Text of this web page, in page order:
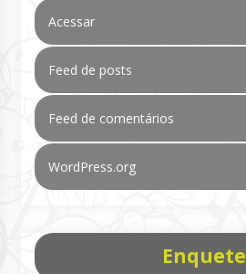
Acessar
Feed de posts
Feed de comentários
WordPress.org
Enquete